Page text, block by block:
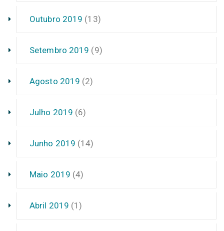
Outubro 2019 (13)
Setembro 2019 (9)
Agosto 2019 (2)
Julho 2019 (6)
Junho 2019 (14)
Maio 2019 (4)
Abril 2019 (1)